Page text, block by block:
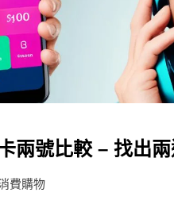
兩號比較 – 找出
費購物